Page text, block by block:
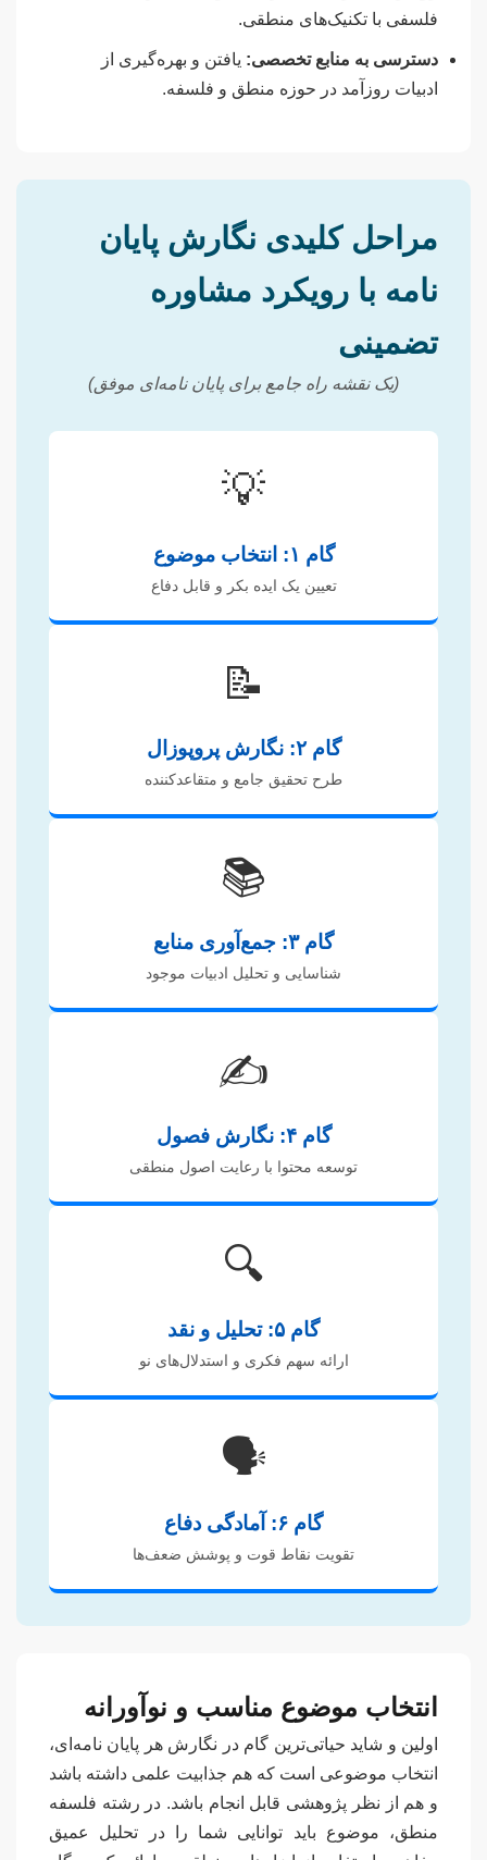
فلسفی با تکنیک‌های منطقی.
دسترسی به منابع تخصصی: یافتن و بهره‌گیری از
ادبیات روزآمد در حوزه منطق و فلسفه.
مراحل کلیدی نگارش پایان
نامه با رویکرد مشاوره
تضمینی
(یک نقشه راه جامع برای پایان نامه‌ای موفق)
💡
گام ۱: انتخاب موضوع
تعیین یک ایده بکر و قابل دفاع
📝
گام ۲: نگارش پروپوزال
طرح تحقیق جامع و متقاعدکننده
📚
گام ۳: جمع‌آوری منابع
شناسایی و تحلیل ادبیات موجود
✍️
گام ۴: نگارش فصول
توسعه محتوا با رعایت اصول منطقی
🔍
گام ۵: تحلیل و نقد
ارائه سهم فکری و استدلال‌های نو
🗣️
گام ۶: آمادگی دفاع
تقویت نقاط قوت و پوشش ضعف‌ها
انتخاب موضوع مناسب و نوآورانه
اولین و شاید حیاتی‌ترین گام در نگارش هر پایان نامه‌ای،
انتخاب موضوعی است که هم جذابیت علمی داشته باشد
و هم از نظر پژوهشی قابل انجام باشد. در رشته فلسفه
منطق، موضوع باید توانایی شما را در تحلیل عمیق